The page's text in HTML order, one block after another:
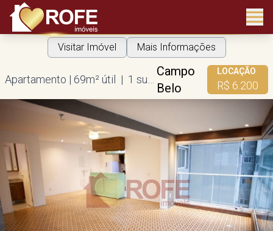
Campo
Belo
LOCAÇÃO
R$ 6.200
Visitar Imóvel Mais Informações